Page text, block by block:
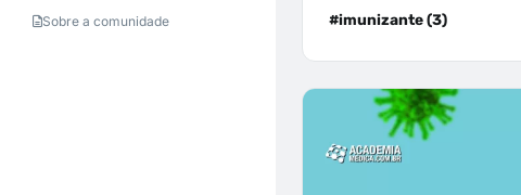
Sobre a comunidade #imunizante (3)